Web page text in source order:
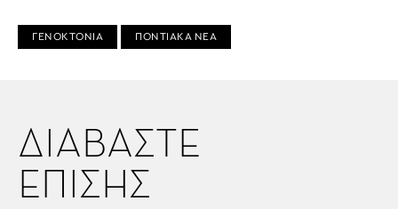
ΓΕΝΟΚΤΟΝΙΑ ΠΟΝΤΙΑΚΑ ΝΕΑ
ΔΙΑΒΑΣΤΕ
ΕΠΙΣΗΣ